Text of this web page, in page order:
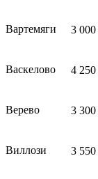
Вартемяги 3
Васкелово 4
Верево 3
Виллози 3